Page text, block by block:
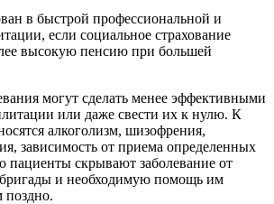
в быстрой профессиональной и
если социальное страхование
высокую пенсию при большей
могут сделать менее эффективными
или даже свести их к нулю. К
алкоголизм, шизофрения,
зависимость от приема определенных
пациенты скрывают заболевание от
и необходимую помощь им
поздно.